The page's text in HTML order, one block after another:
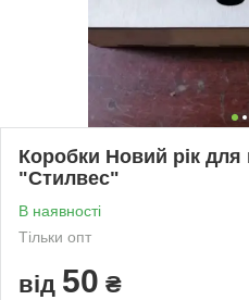
Коробки Новий рік для
"Стилвес"
В наявності
Тільки опт
від 50 ₴